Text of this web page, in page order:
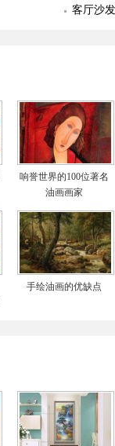
客厅沙
响誉世界的100位著名
油画画家
手绘油画的优缺点